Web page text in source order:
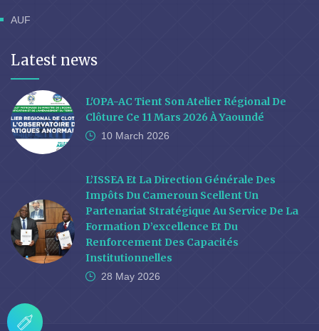
AUF
Latest news
L'OPA-AC Tient Son Atelier Régional De
Clôture Ce 11 Mars 2026 À Yaoundé
10 March 2026
L’ISSEA Et La Direction Générale Des
Impôts Du Cameroun Scellent Un
Partenariat Stratégique Au Service De La
Formation D’excellence Et Du
Renforcement Des Capacités
Institutionnelles
28 May 2026